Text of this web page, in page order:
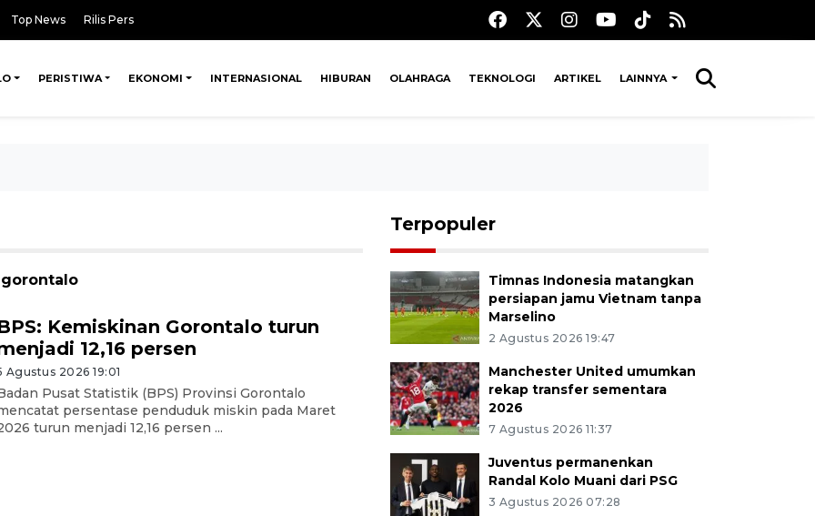
Top News Rilis Pers
PERISTIWA EKONOMI INTERNASIONAL HIBURAN OLAHRAGA TEKNOLOGI ARTIKEL LAINNYA
Kemiskinan Gorontalo turun
12,16 persen
Agustus 2026 19:01
Pusat Statistik (BPS) Provinsi Gorontalo
persentase penduduk miskin pada Maret
turun menjadi 12,16 persen ...
Terpopuler
Timnas Indonesia matangkan
persiapan jamu Vietnam tanpa
Marselino
2 Agustus 2026 19:47
Manchester United umumkan
rekap transfer sementara
2026
7 Agustus 2026 11:37
Juventus permanenkan
Randal Kolo Muani dari PSG
3 Agustus 2026 07:28